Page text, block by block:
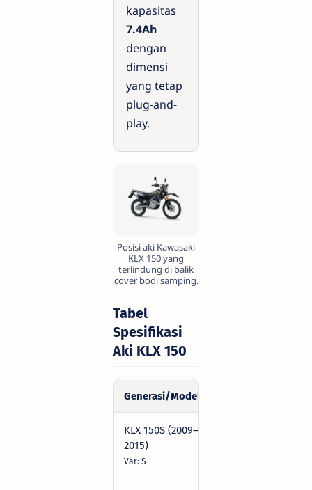
kapasitas
7.4Ah
dengan
dimensi
yang tetap
plug-and-
play.
Posisi aki Kawasaki
KLX 150 yang
terlindung di balik
cover bodi samping.
Tabel
Spesifikasi
Aki KLX 150
Generasi/Model
KLX 150S (2009–
2015)
Var: S